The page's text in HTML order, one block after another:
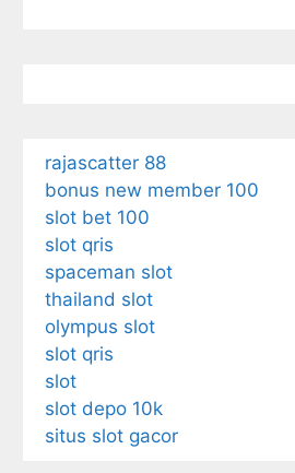
rajascatter 88
bonus new member 100
slot bet 100
slot qris
spaceman slot
thailand slot
olympus slot
slot qris
slot
slot depo 10k
situs slot gacor